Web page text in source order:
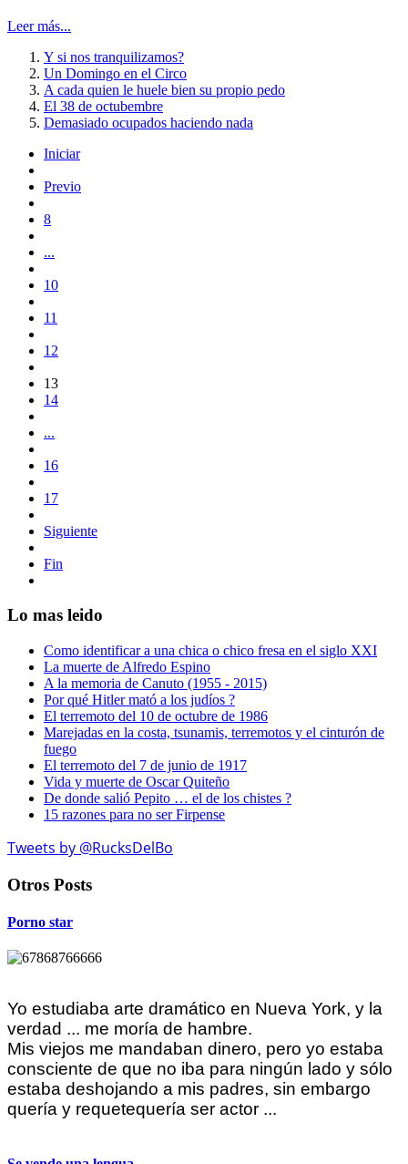
Leer más...
Y si nos tranquilizamos?
Un Domingo en el Circo
A cada quien le huele bien su propio pedo
El 38 de octubembre
Demasiado ocupados haciendo nada
Iniciar
Previo
8
...
10
11
12
13
14
...
16
17
Siguiente
Fin
Lo mas leido
Como identificar a una chica o chico fresa en el siglo XXI
La muerte de Alfredo Espino
A la memoria de Canuto (1955 - 2015)
Por qué Hitler mató a los judíos ?
El terremoto del 10 de octubre de 1986
Marejadas en la costa, tsunamis, terremotos y el cinturón de
fuego
El terremoto del 7 de junio de 1917
Vida y muerte de Oscar Quiteño
De donde salió Pepito … el de los chistes ?
15 razones para no ser Firpense
Tweets by @RucksDelBo
Otros Posts
Porno star
Yo estudiaba arte dramático en Nueva York, y la
verdad ... me moría de hambre.
Mis viejos me mandaban dinero, pero yo estaba
consciente de que no iba para ningún lado y sólo
estaba deshojando a mis padres, sin embargo
quería y requetequería ser actor ...